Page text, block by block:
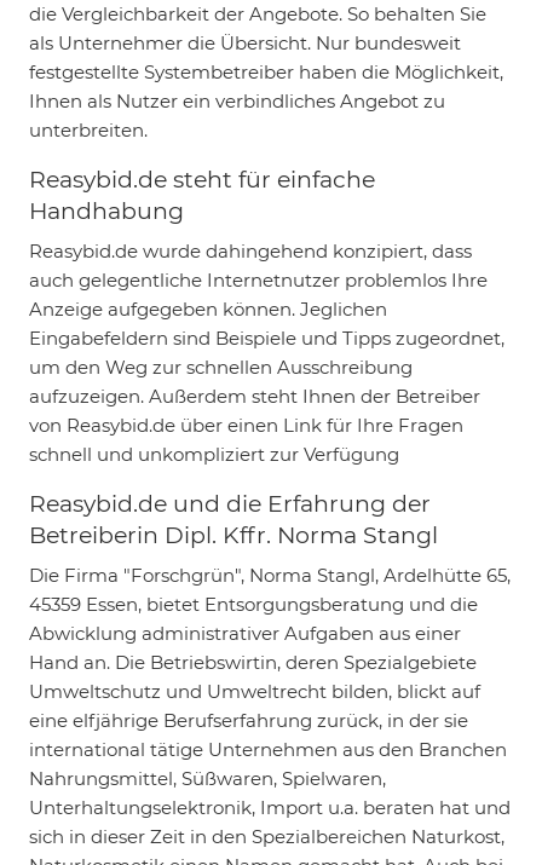
die Vergleichbarkeit der Angebote. So behalten Sie
als Unternehmer die Übersicht. Nur bundesweit
festgestellte Systembetreiber haben die Möglichkeit,
Ihnen als Nutzer ein verbindliches Angebot zu
unterbreiten.
Reasybid.de steht für einfache
Handhabung
Reasybid.de wurde dahingehend konzipiert, dass
auch gelegentliche Internetnutzer problemlos Ihre
Anzeige aufgegeben können. Jeglichen
Eingabefeldern sind Beispiele und Tipps zugeordnet,
um den Weg zur schnellen Ausschreibung
aufzuzeigen. Außerdem steht Ihnen der Betreiber
von Reasybid.de über einen Link für Ihre Fragen
schnell und unkompliziert zur Verfügung
Reasybid.de und die Erfahrung der
Betreiberin Dipl. Kffr. Norma Stangl
Die Firma "Forschgrün", Norma Stangl, Ardelhütte 65,
45359 Essen, bietet Entsorgungsberatung und die
Abwicklung administrativer Aufgaben aus einer
Hand an. Die Betriebswirtin, deren Spezialgebiete
Umweltschutz und Umweltrecht bilden, blickt auf
eine elfjährige Berufserfahrung zurück, in der sie
international tätige Unternehmen aus den Branchen
Nahrungsmittel, Süßwaren, Spielwaren,
Unterhaltungselektronik, Import u.a. beraten hat und
sich in dieser Zeit in den Spezialbereichen Naturkost,